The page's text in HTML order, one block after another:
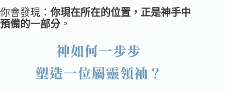
你會發現： 你現在所在的位置，正是神手中
預備的一部分。